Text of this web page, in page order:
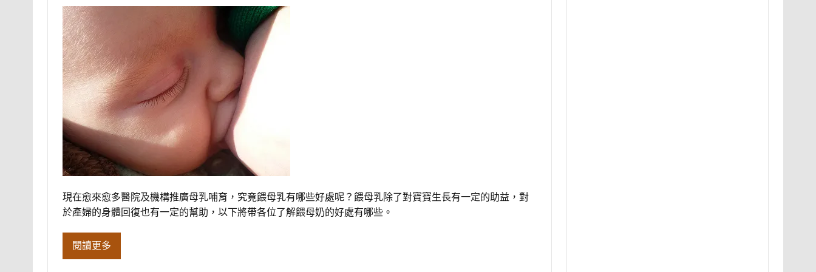
現在愈來愈多醫院及機構推廣母乳哺育，究竟餵母乳有哪些好處呢？餵母乳除了對寶寶生長有一定的助益，對
於產婦的身體回復也有一定的幫助，以下將帶各位了解餵母奶的好處有哪些。
閱讀更多